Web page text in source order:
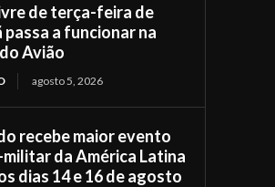
de terça-feira de
passa a funcionar na
Avião
agosto 5, 2026
recebe maior evento
da América Latina
dias 14 e 16 de agosto